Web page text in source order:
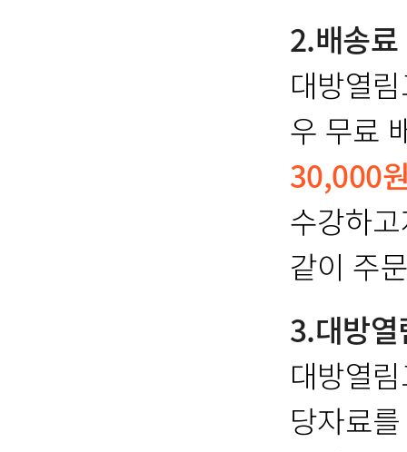
2.배송료
대방열
우 무료
30,000
수강하
같이 주
3.대방
대방열
당자료